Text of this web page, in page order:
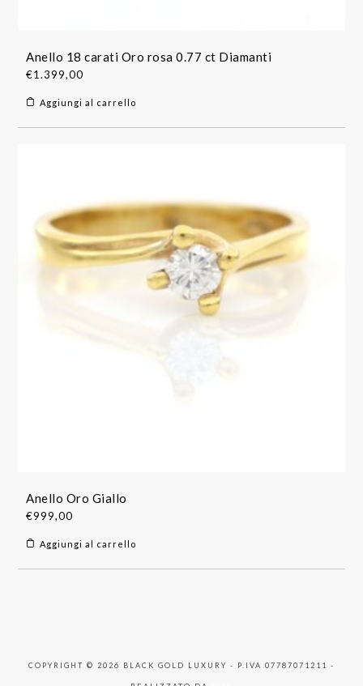
Anello 18 carati Oro rosa 0.77 ct Diamanti
€1.399,00
Aggiungi al carrello
Anello Oro Giallo
€999,00
Aggiungi al carrello
COPYRIGHT © 2026 BLACK GOLD LUXURY - P.IVA 07787071211 -